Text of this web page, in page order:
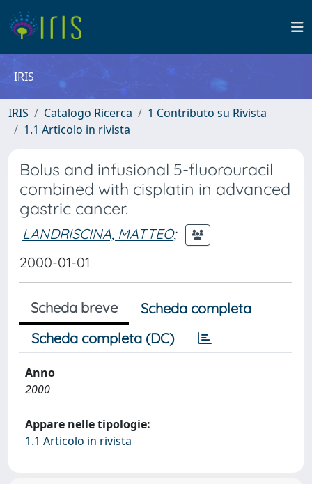
IRIS
IRIS Catalogo Ricerca
1 Contributo su Rivista
1.1 Articolo in rivista
Bolus and infusional 5-fluorouracil
combined with cisplatin in advanced
gastric cancer.
LANDRISCINA, MATTEO;
2000-01-01
Scheda breve
Scheda completa
Scheda completa (DC)
Anno
2000
Appare nelle tipologie:
1.1 Articolo in rivista